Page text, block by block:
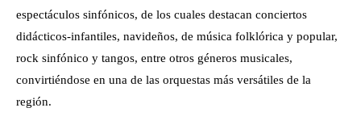
espectáculos sinfónicos, de los cuales destacan conciertos
didácticos-infantiles, navideños, de música folklórica y popular,
rock sinfónico y tangos, entre otros géneros musicales,
convirtiéndose en una de las orquestas más versátiles de la
región.